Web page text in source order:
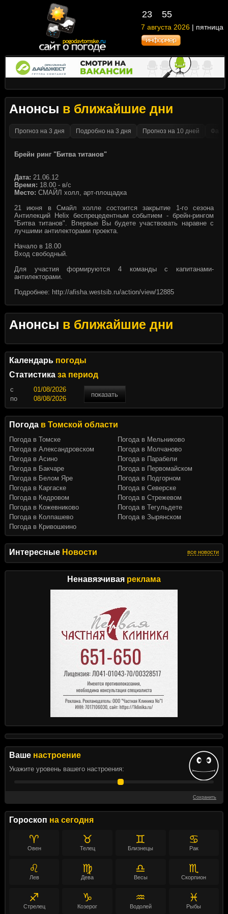
23 55
7 августа 2026 | пятница
Интересные Новости все новости
Ненавязчивая реклама
Ваше настроение
Укажите уровень вашего настроения:
Сохранить
Гороскоп на сегодня
♈
Овен
♉
Телец
♊
Близнецы
♋
Рак
♌
Лев
♍
Дева
♎
Весы
♏
Скорпион
♐
Стрелец
♑
Козерог
♒
Водолей
♓
Рыбы
Анонсы в ближайшие дни
Прогноз на 3 дня Подробно на 3 дня Прогноз на 10 дней
Брейн ринг "Битва титанов"
Дата: 21.06.12
Время: 18.00 - в/с
Место: СМАЙЛ холл, арт-площадка
21 июня в Смайл холле состоится закрытие 1-го сезона
Антилекций Helix беспрецедентным событием - брейн-рингом
"Битва титанов". Впервые Вы будете участвовать наравне с
лучшими антилекторами проекта.
Начало в 18.00
Вход свободный.
Для участия формируются 4 команды с капитанами-
антилекторами.
Подробнее: http://afisha.westsib.ru/action/view/12885
Анонсы в ближайшие дни
Календарь погоды
Статистика за период
c
показать
по
Погода в Томской области
Погода в Томске
Погода в Александровском
Погода в Асино
Погода в Бакчаре
Погода в Белом Яре
Погода в Каргаске
Погода в Кедровом
Погода в Кожевниково
Погода в Колпашево
Погода в Кривошеино
Погода в Мельниково
Погода в Молчаново
Погода в Парабели
Погода в Первомайском
Погода в Подгорном
Погода в Северске
Погода в Стрежевом
Погода в Тегульдете
Погода в Зырянском